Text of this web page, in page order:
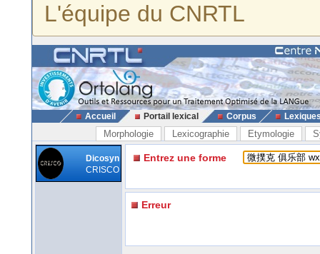
L'équipe du CNRTL
Accueil Portail lexical Corpus
Morphologie Lexicographie Etymologie
Dicosyn
CRISCO
Entrez une forme
Erreur